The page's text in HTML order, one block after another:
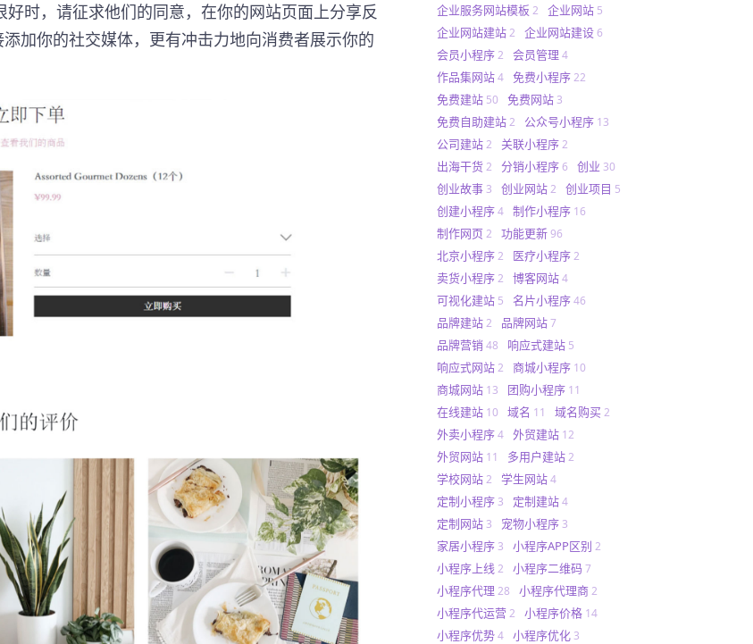
时，请征求他们的同意，在你的网站页面上分享反
加你的社交媒体，更有冲击力地向消费者展示你的
企业服务网站模板 2 企业网站 5
企业网站建站 2 企业网站建设 6
会员小程序 2 会员管理 4
作品集网站 4 免费小程序 22
免费建站 50 免费网站 3
免费自助建站 2 公众号小程序 13
公司建站 2 关联小程序 2
出海干货 2 分销小程序 6 创业 30
创业故事 3 创业网站 2 创业项目 5
创建小程序 4 制作小程序 16
制作网页 2 功能更新 96
北京小程序 2 医疗小程序 2
卖货小程序 2 博客网站 4
可视化建站 5 名片小程序 46
品牌建站 2 品牌网站 7
品牌营销 48 响应式建站 5
响应式网站 2 商城小程序 10
商城网站 13 团购小程序 11
在线建站 10 域名 11 域名购买 2
外卖小程序 4 外贸建站 12
外贸网站 11 多用户建站 2
学校网站 2 学生网站 4
定制小程序 3 定制建站 4
定制网站 3 宠物小程序 3
家居小程序 3 小程序APP区别 2
小程序上线 2 小程序二维码 7
小程序代理 28 小程序代理商 2
小程序代运营 2 小程序价格 14
小程序优势 4 小程序优化 3